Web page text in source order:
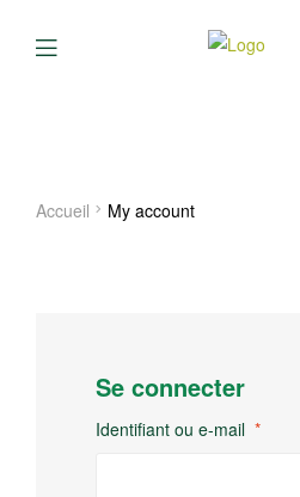
Menu
Accueil My account
Se connecter
Identifiant ou e-mail *